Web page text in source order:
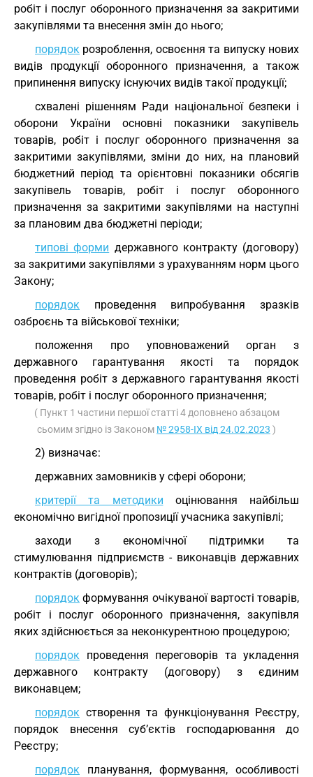
робіт і послуг оборонного призначення за закритими
закупівлями та внесення змін до нього;
порядок розроблення, освоєння та випуску нових
видів продукції оборонного призначення, а також
припинення випуску існуючих видів такої продукції;
схвалені рішенням Ради національної безпеки і
оборони України основні показники закупівель
товарів, робіт і послуг оборонного призначення за
закритими закупівлями, зміни до них, на плановий
бюджетний період та орієнтовні показники обсягів
закупівель товарів, робіт і послуг оборонного
призначення за закритими закупівлями на наступні
за плановим два бюджетні періоди;
типові форми державного контракту (договору)
за закритими закупівлями з урахуванням норм цього
Закону;
порядок проведення випробування зразків
озброєнь та військової техніки;
положення про уповноважений орган з
державного гарантування якості та порядок
проведення робіт з державного гарантування якості
товарів, робіт і послуг оборонного призначення;
( Пункт 1 частини першої статті 4 доповнено абзацом
сьомим згідно із Законом № 2958-IX від 24.02.2023 )
2) визначає:
державних замовників у сфері оборони;
критерії та методики оцінювання найбільш
економічно вигідної пропозиції учасника закупівлі;
заходи з економічної підтримки та
стимулювання підприємств - виконавців державних
контрактів (договорів);
порядок формування очікуваної вартості товарів,
робіт і послуг оборонного призначення, закупівля
яких здійснюється за неконкурентною процедурою;
порядок проведення переговорів та укладення
державного контракту (договору) з єдиним
виконавцем;
порядок створення та функціонування Реєстру,
порядок внесення суб’єктів господарювання до
Реєстру;
порядок планування, формування, особливості